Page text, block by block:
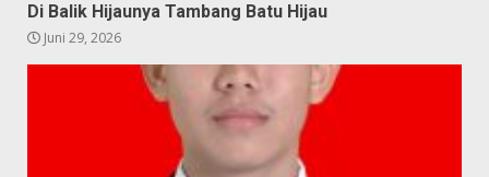
Di Balik Hijaunya Tambang Batu Hijau
Juni 29, 2026